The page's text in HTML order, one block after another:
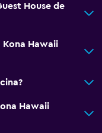
House de
Kona Hawaii
Hawaii